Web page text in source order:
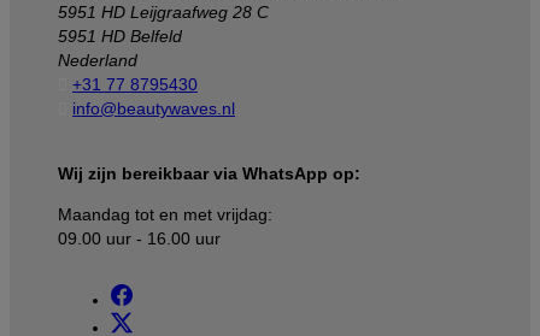
5951 HD Leijgraafweg 28 C
5951 HD Belfeld
Nederland
+31 77 8795430
info@beautywaves.nl
Wij zijn bereikbaar via WhatsApp op:
Maandag tot en met vrijdag:
09.00 uur - 16.00 uur